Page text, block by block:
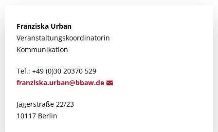
Franziska Urban
Veranstaltungskoordinatorin
Kommunikation
Tel.: +49 (0)30 20370 529
franziska.urban@bbaw.de
Jägerstraße 22/23
10117 Berlin